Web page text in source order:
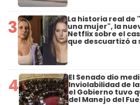
3 La historia real de
una mujer", la
Netflix sobre el
que descuartizó a
4 El Senado dio
Inviolabilidad de
el Gobierno tuvo
del Manejo del